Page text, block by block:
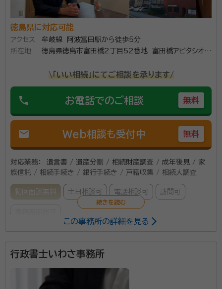
所属団体： 徳島県行政書士会
徳島県に対応可能
アクセス
牟岐線 阿波富田駅から徒歩5分
所在地
徳島県徳島市富田橋2丁目52番地 富田橋アビタシオン
\「いい相続」にてご相談を承ります/
phone お電話でのご相談 無料
mail Web相談も受付中 無料
対応業務：
遺言書 / 遺産分割 / 相続財産調査 / 成年後見 / 家
族信託 / 相続手続き / 銀行手続き / 戸籍収集 / 相続人調査
初回面談無料 土日相談可 電話相談可 訪問可
満村 哲司（みつむら てつじ）
2010年4月に開業。 柔道四段、2003WORLDMASTERS3位 柔術
2000全日本優勝
この事務所の詳細を見る
行政書士いわさ事務所